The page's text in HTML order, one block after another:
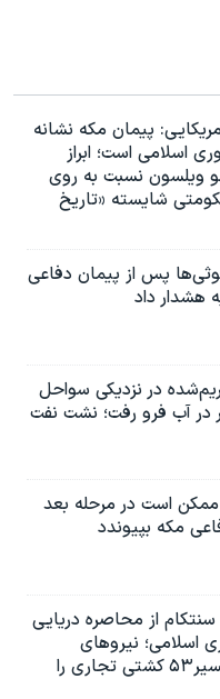
پیمان مکه نشانه
اسلامی است؛ ابراز
ویلسون نسبت به روی
شایسته «تاریخ
پس از پیمان دفاعی
هشدار داد
در نزدیکی سواحل
در آب فرو رفت؛ نشت نفت
ممکن است در مرحله بعد
مکه بپیوندد
سنتکام از محاصره دریایی
اسلامی؛ نیروهای
آمریکایی مسیر۵۳ کشتی تجاری را